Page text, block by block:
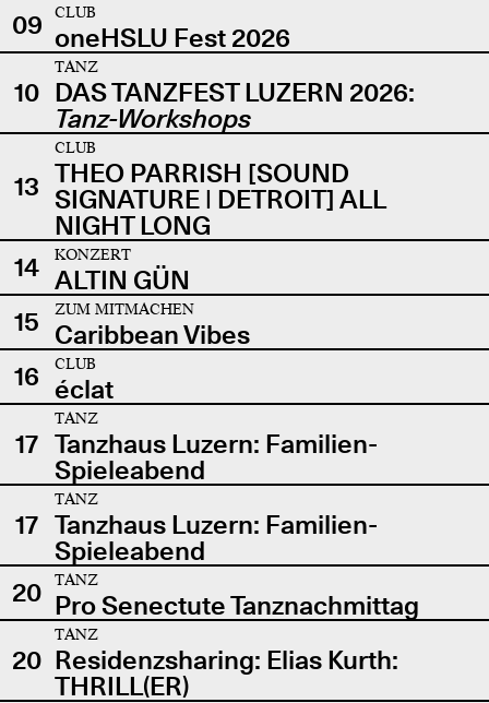
09
CLUB
oneHSLU Fest 2026
10
TANZ
DAS TANZFEST LUZERN 2026:
Tanz-Workshops
13
CLUB
THEO PARRISH [SOUND
SIGNATURE | DETROIT] ALL
NIGHT LONG
14
KONZERT
ALTIN GÜN
15
ZUM MITMACHEN
Caribbean Vibes
16
CLUB
éclat
17
TANZ
Tanzhaus Luzern: Familien-
Spieleabend
17
TANZ
Tanzhaus Luzern: Familien-
Spieleabend
20
TANZ
Pro Senectute Tanznachmittag
20
TANZ
Residenzsharing: Elias Kurth:
THRILL(ER)